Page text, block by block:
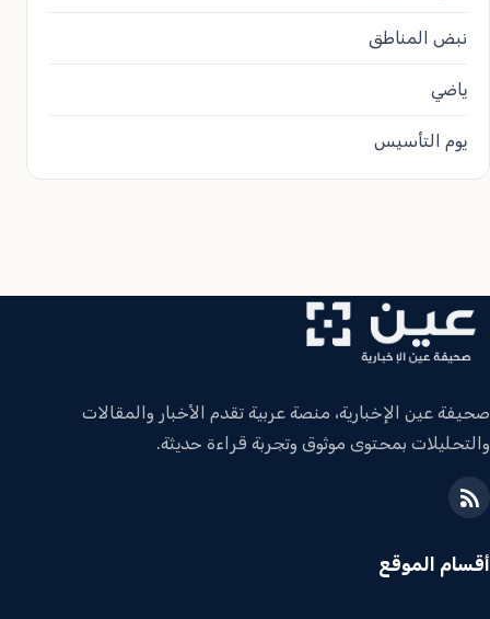
نبض المناطق
ياضي
يوم التأسيس
صحيفة عين الإخبارية، منصة عربية تقدم الأخبار والمقالات
والتحليلات بمحتوى موثوق وتجربة قراءة حديثة.
أقسام الموقع